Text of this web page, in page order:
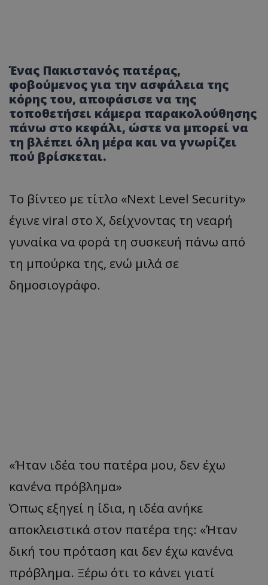
Ένας Πακιστανός πατέρας,
φοβούμενος για την ασφάλεια της
κόρης του, αποφάσισε να της
τοποθετήσει κάμερα παρακολούθησης
πάνω στο κεφάλι, ώστε να μπορεί να
τη βλέπει όλη μέρα και να γνωρίζει
πού βρίσκεται.
Το βίντεο με τίτλο «Next Level Security»
έγινε viral στο X, δείχνοντας τη νεαρή
γυναίκα να φορά τη συσκευή πάνω από
τη μπούρκα της, ενώ μιλά σε
δημοσιογράφο.
«Ήταν ιδέα του πατέρα μου, δεν έχω
κανένα πρόβλημα»
Όπως εξηγεί η ίδια, η ιδέα ανήκε
αποκλειστικά στον πατέρα της: «Ήταν
δική του πρόταση και δεν έχω κανένα
πρόβλημα. Ξέρω ότι το κάνει γιατί